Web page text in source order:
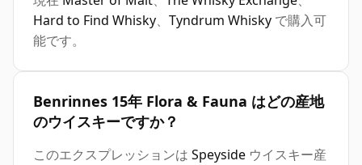
Hard to Find Whisky、 Tyndrum Whisky で購入可
能です。
Benrinnes 15年 Flora & Fauna はどの産地
のウイスキーですか？
このエクスプレッションは Speyside ウイスキー産